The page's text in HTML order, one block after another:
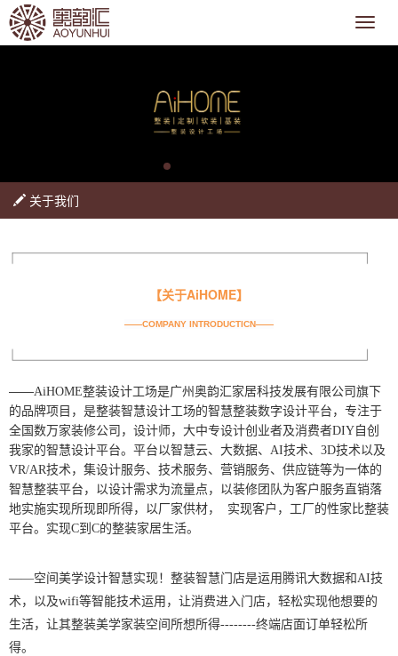
关于我们
【关于AiHOME】
——COMPANY INTRODUCTICN——
——AiHOME整装设计工场是广州奥韵汇家居科技发展有限公司旗下
的品牌项目，是整装智慧设计工场的智慧整装数字设计平台，专注于
全国数万家装修公司， 设计师，大中专设计创业者及消费者DIY自创
我家的智慧设计平台。平台以智慧云、大数据、AI技术、3D技术以及
VR/AR技术，集设计服务、 技术服务、 营销服务、供应链等为一体的
智慧整装平台，以设计需求为流量点，以装修团队为客户服务直销落
地实施实现所现即所得，以厂家供材， 实现客户， 工厂的性家比整装
平台。 实现C到C的整装家居生活。
——空间美学设计智慧实现！整装智慧门店是运用腾讯大数据和AI技
术，以及wifi等智能技术运用，让消费进入门店，轻松实现他想要的
生活， 让其整装美学家装空间所想所得--------终端店面订单轻松所
得。